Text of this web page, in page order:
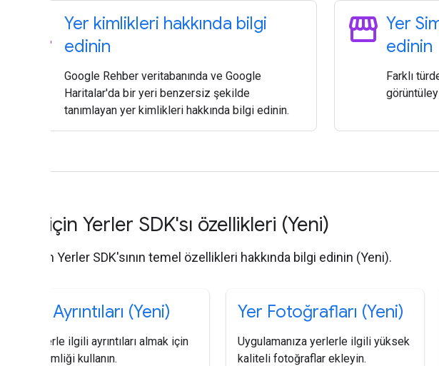
Yer kimlikleri hakkında bilgi
edinin
Google Rehber veritabanında ve Google
Haritalar'da bir yeri benzersiz şekilde
tanımlayan yer kimlikleri hakkında bilgi edinin.
storefront Yer
edinin
Farklı
OS için Yerler SDK'sı özellikleri (Yeni)
iOS için Yerler SDK'sının temel özellikleri hakkında bilgi edinin (Yeni).
Yer Ayrıntıları (Yeni)
Bir yerle ilgili ayrıntıları almak için
yer kimliği kullanın.
Yer Fotoğrafları (Yeni)
Uygulamanıza yerlerle ilgili yüksek
kaliteli fotoğraflar ekleyin.